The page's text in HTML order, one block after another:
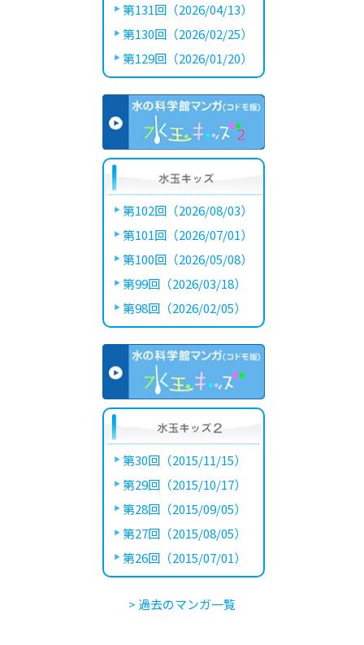
第131回（2026/04/13）
第130回（2026/02/25）
第129回（2026/01/20）
第102回（2026/08/03）
第101回（2026/07/01）
第100回（2026/05/08）
第99回（2026/03/18）
第98回（2026/02/05）
第30回（2015/11/15）
第29回（2015/10/17）
第28回（2015/09/05）
第27回（2015/08/05）
第26回（2015/07/01）
> 過去のマンガ一覧